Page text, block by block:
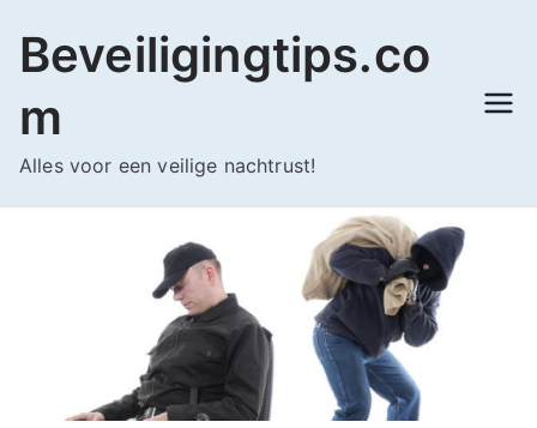
naar
inhoud
Beveiligingtips.co
m
Alles voor een veilige nachtrust!